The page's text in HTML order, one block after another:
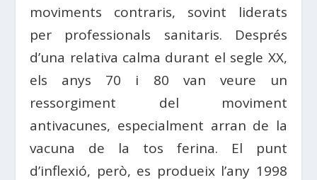
moviments contraris, sovint liderats
per professionals sanitaris. Després
d’una relativa calma durant el segle XX,
els anys 70 i 80 van veure un
ressorgiment del moviment
antivacunes, especialment arran de la
vacuna de la tos ferina. El punt
d’inflexió, però, es produeix l’any 1998